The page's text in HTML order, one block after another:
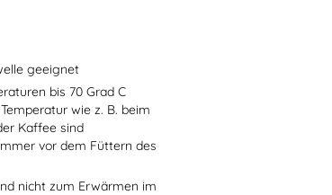
geeignet
bis 70 Grad C
wie z. B. beim
Kaffee sind
vor dem Füttern des
nicht zum Erwärmen im